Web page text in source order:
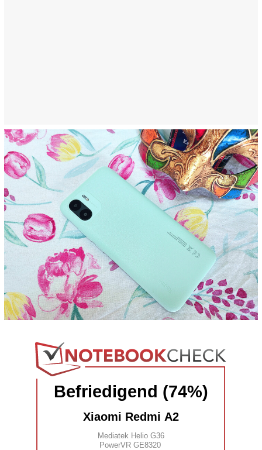
Befriedigend (74%)
Xiaomi Redmi A2
Mediatek Helio G36
PowerVR GE8320